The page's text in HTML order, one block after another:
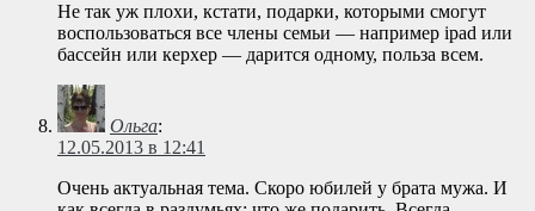
Не так уж плохи, кстати, подарки, которыми смогут
воспользоваться все члены семьи — например ipad или
бассейн или керхер — дарится одному, польза всем.
Ольга:
12.05.2013 в 12:41
Очень актуальная тема. Скоро юбилей у брата мужа. И